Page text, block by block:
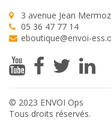
3 avenue Jean
05 36 47 77 14
eboutique@envoi-
© 2023 ENVOI Ops
Tous droits réservés.